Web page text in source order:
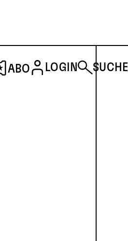
ABO LOGIN SUCHE